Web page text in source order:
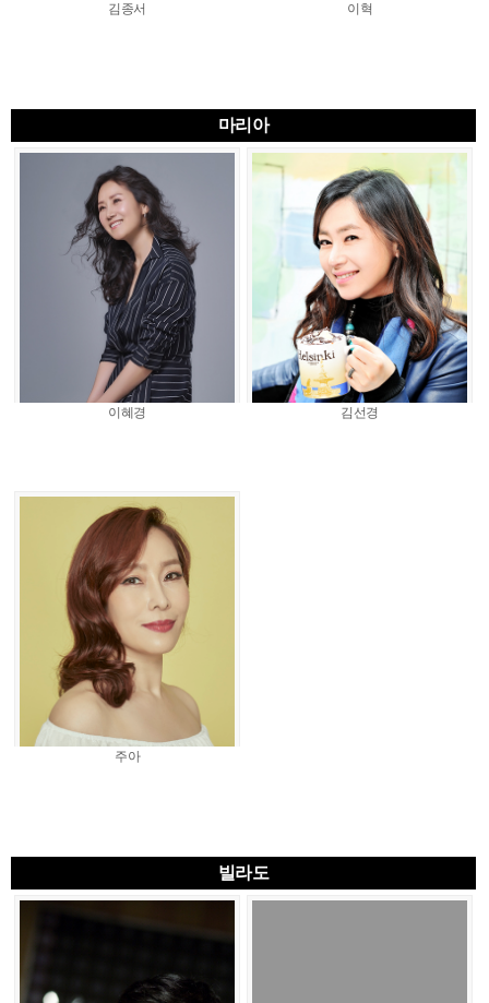
김종서 이혁
마리아
이혜경 김선경
주아
빌라도